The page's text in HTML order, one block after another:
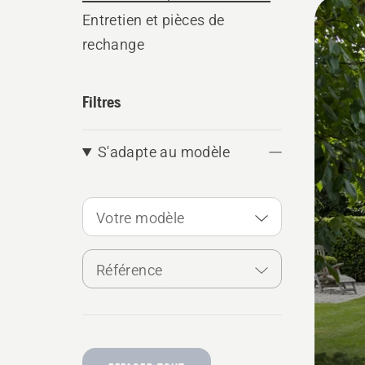
Entretien et pièces de
rechange
Filtres
S'adapte au modèle
Votre modèle
Référence
All